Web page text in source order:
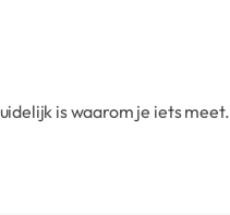
is waarom je iets meet.